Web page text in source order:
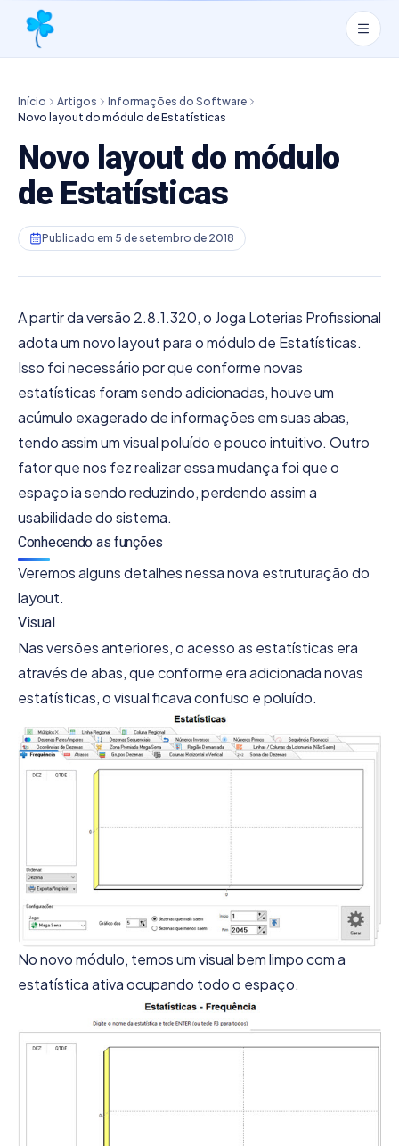
Início Artigos
Informações do Software
Novo layout do módulo de Estatísticas
Novo layout do módulo
de Estatísticas
Publicado em 5 de setembro de 2018
A partir da versão 2.8.1.320, o Joga Loterias Profissional
adota um novo layout para o módulo de Estatísticas.
Isso foi necessário por que conforme novas
estatísticas foram sendo adicionadas, houve um
acúmulo exagerado de informações em suas abas,
tendo assim um visual poluído e pouco intuitivo. Outro
fator que nos fez realizar essa mudança foi que o
espaço ia sendo reduzindo, perdendo assim a
usabilidade do sistema.
Conhecendo as funções
Veremos alguns detalhes nessa nova estruturação do
layout.
Visual
Nas versões anteriores, o acesso as estatísticas era
através de abas, que conforme era adicionada novas
estatísticas, o visual ficava confuso e poluído.
No novo módulo, temos um visual bem limpo com a
estatística ativa ocupando todo o espaço.